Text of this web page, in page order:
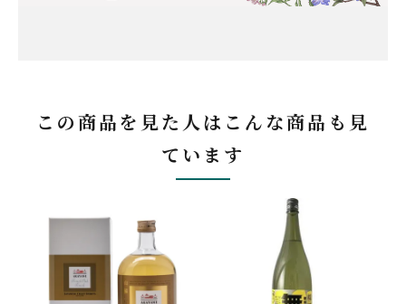
この商品を見た人はこんな商品も見
ています